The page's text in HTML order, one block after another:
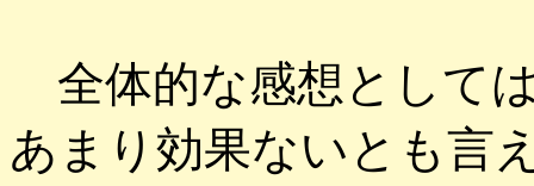
全体的な感想として
あまり効果ないとも言